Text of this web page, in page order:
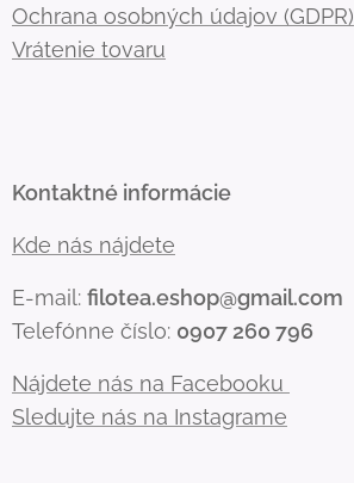
Ochrana osobných údajov (GDPR)
Vrátenie tovaru
Kontaktné informácie
Kde nás nájdete
E-mail: filotea.eshop@gmail.com
Telefónne číslo: 0907 260 796
Nájdete nás na Facebooku
Sledujte nás na Instagrame